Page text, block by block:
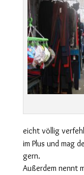
eicht völlig
im Plus und mag
gern.
Außerdem nennt